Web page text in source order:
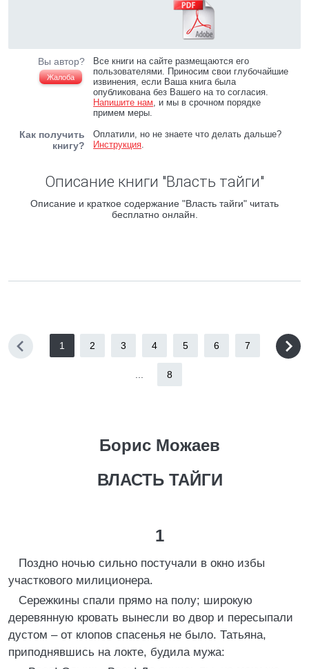
Вы автор?
Жалоба
Все книги на сайте размещаются его
пользователями. Приносим свои глубочайшие
извинения, если Ваша книга была
опубликована без Вашего на то согласия.
Напишите нам, и мы в срочном порядке
примем меры.
Как получить
книгу?
Оплатили, но не знаете что делать дальше?
Инструкция.
Описание книги "Власть тайги"
Описание и краткое содержание "Власть тайги" читать
бесплатно онлайн.
1 2 3 4 5 6 7
8
Борис Можаев
ВЛАСТЬ ТАЙГИ
1
Поздно ночью сильно постучали в окно избы
участкового милиционера.
Сережкины спали прямо на полу; широкую
деревянную кровать вынесли во двор и пересыпали
дустом – от клопов спасенья не было. Татьяна,
приподнявшись на локте, будила мужа: